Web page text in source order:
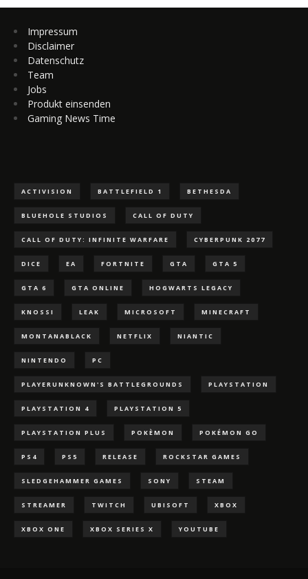
Impressum
Disclaimer
Datenschutz
Team
Jobs
Produkt einsenden
Gaming News Time
ACTIVISION BATTLEFIELD 1 BETHESDA
BLUEHOLE STUDIOS CALL OF DUTY
CALL OF DUTY: INFINITE WARFARE CYBERPUNK 2077
DICE EA FORTNITE GTA GTA 5
GTA 6 GTA ONLINE HOGWARTS LEGACY
KNOSSI LEAK MICROSOFT MINECRAFT
MONTANABLACK NETFLIX NIANTIC
NINTENDO PC
PLAYERUNKNOWN'S BATTLEGROUNDS PLAYSTATION
PLAYSTATION 4 PLAYSTATION 5
PLAYSTATION PLUS POKÈMON POKÉMON GO
PS4 PS5 RELEASE ROCKSTAR GAMES
SLEDGEHAMMER GAMES SONY STEAM
STREAMER TWITCH UBISOFT XBOX
XBOX ONE XBOX SERIES X YOUTUBE